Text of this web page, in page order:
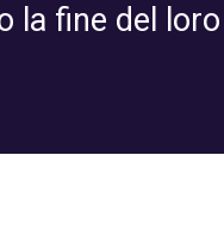
la fine del